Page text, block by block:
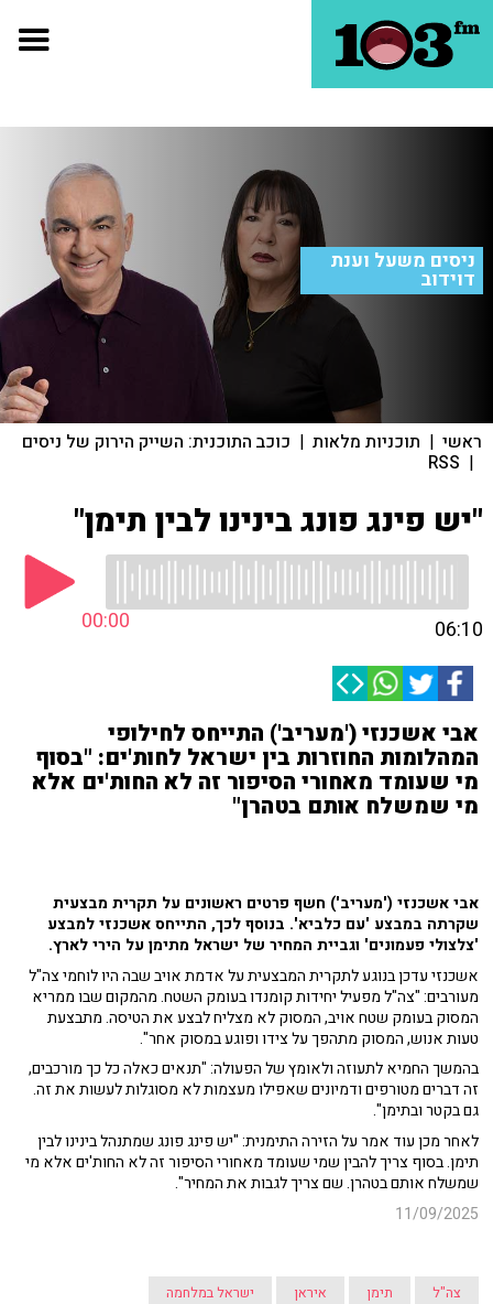
ניסים משעל וענת
דוידוב
ראשי | תוכניות מלאות | כוכב התוכנית: השייק הירוק של ניסים
|
RSS
"יש פינג פונג בינינו לבין תימן"
00:00 06:10
אבי אשכנזי ('מעריב') התייחס לחילופי
המהלומות החוזרות בין ישראל לחות'ים: "בסוף
מי שעומד מאחורי הסיפור זה לא החות'ים אלא
מי שמשלח אותם בטהרן"
אבי אשכנזי ('מעריב') חשף פרטים ראשונים על תקרית מבצעית
שקרתה במבצע 'עם כלביא'. בנוסף לכך, התייחס אשכנזי למבצע
'צלצולי פעמונים' וגביית המחיר של ישראל מתימן על הירי לארץ.
אשכנזי עדכן בנוגע לתקרית המבצעית על אדמת אויב שבה היו לוחמי צה"ל
מעורבים: "צה"ל מפעיל יחידות קומנדו בעומק השטח. מהמקום שבו ממריא
המסוק בעומק שטח אויב, המסוק לא מצליח לבצע את הטיסה. מתבצעת
טעות אנוש, המסוק מתהפך על צידו ופוגע במסוק אחר".
בהמשך החמיא לתעוזה ולאומץ של הפעולה: "תנאים כאלה כל כך מורכבים,
זה דברים מטורפים ודמיונים שאפילו מעצמות לא מסוגלות לעשות את זה.
גם בקטר ובתימן".
לאחר מכן עוד אמר על הזירה התימנית: "יש פינג פונג שמתנהל בינינו לבין
תימן. בסוף צריך להבין שמי שעומד מאחורי הסיפור זה לא החות'ים אלא מי
שמשלח אותם בטהרן. שם צריך לגבות את המחיר".
11/09/2025
צה"ל תימן איראן ישראל במלחמה